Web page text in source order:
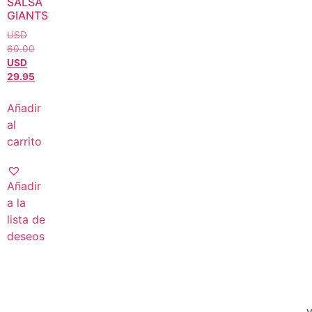
GIANTS
USD
60.00
USD
29.95
Añadir
al
carrito
Añadir
a la
lista de
deseos